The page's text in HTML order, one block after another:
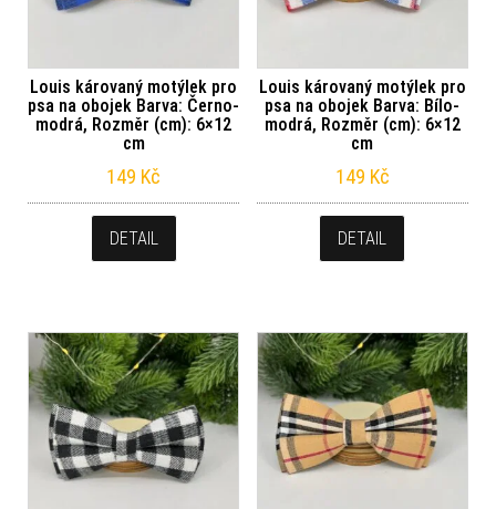
Louis károvaný motýlek pro
psa na obojek Barva: Černo-
modrá, Rozměr (cm): 6×12
cm
149 Kč
DETAIL
Louis károvaný motýlek pro
psa na obojek Barva: Bílo-
modrá, Rozměr (cm): 6×12
cm
149 Kč
DETAIL